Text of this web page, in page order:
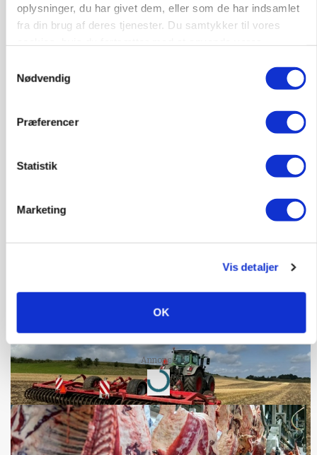
oplysninger, du har givet dem, eller som de har indsamlet
fra din brug af deres tjenester. Du samtykker til vores
Nødvendig
Præferencer
Statistik
Marketing
Vis detaljer
OK
gødskningslov
Snart kan man søge tilskud til naturprojekter
Før såmaskinen kører: Her er efterårets største
skadedyrsrisici
Annonce
Loading...